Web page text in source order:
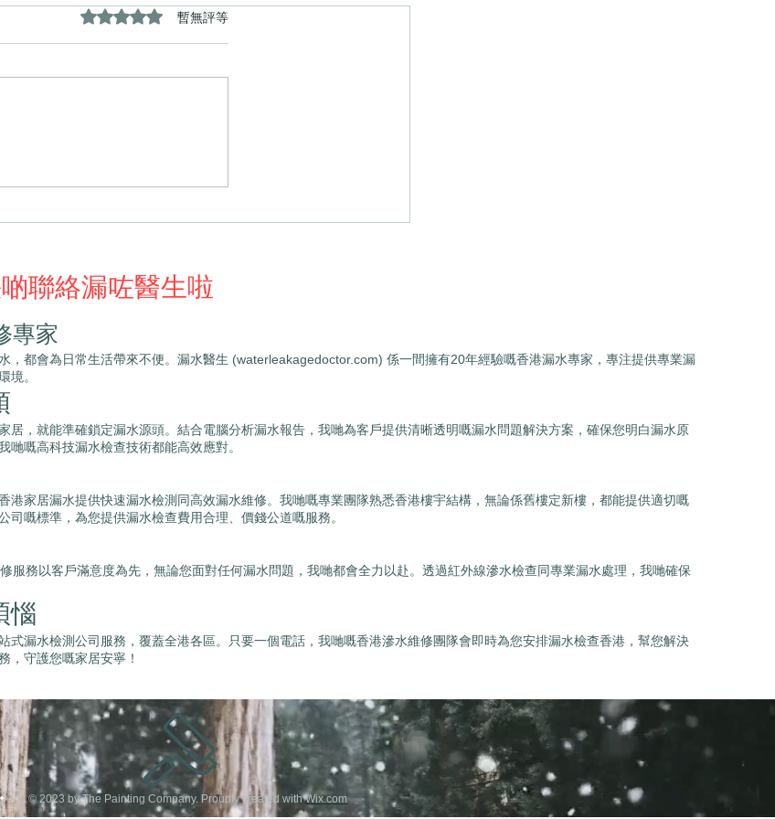
評等為 0（最高為 5 顆星）。
暫無評等
聯絡漏咗醫生啦
專家
都會為日常生活帶來不便。漏水醫生 (waterleakagedoctor.com) 係一間擁有20年經驗嘅香港漏水專家，專注提供專業漏
境。
，就能準確鎖定漏水源頭。結合電腦分析漏水報告，我哋為客戶提供清晰透明嘅漏水問題解決方案，確保您明白漏水原
嘅高科技漏水檢查技術都能高效應對。
家居漏水提供快速漏水檢測同高效漏水維修。我哋嘅專業團隊熟悉香港樓宇結構，無論係舊樓定新樓，都能提供適切嘅
嘅標準，為您提供漏水檢查費用合理、價錢公道嘅服務。
務以客戶滿意度為先，無論您面對任何漏水問題，我哋都會全力以赴。透過紅外線滲水檢查同專業漏水處理，我哋確保
惱
漏水檢測公司服務，覆蓋全港各區。只要一個電話，我哋嘅香港滲水維修團隊會即時為您安排漏水檢查香港，幫您解決
，守護您嘅家居安寧！
© 2023 by The Painting Company. Proudly created withWix.com